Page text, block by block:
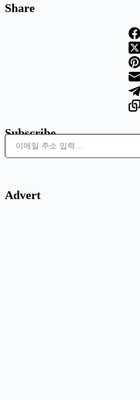
Share
Subscribe
이메일 주소 입력…
Advert